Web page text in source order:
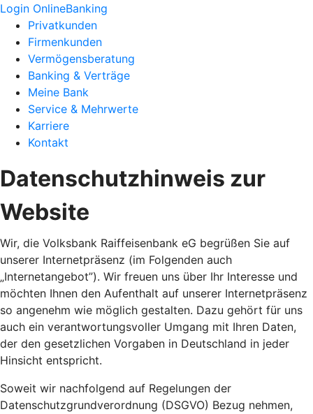
Login OnlineBanking
Privatkunden
Firmenkunden
Vermögensberatung
Banking & Verträge
Meine Bank
Service & Mehrwerte
Karriere
Kontakt
Datenschutzhinweis zur
Website
Wir, die Volksbank Raiffeisenbank eG begrüßen Sie auf
unserer Internetpräsenz (im Folgenden auch
„Internetangebot”). Wir freuen uns über Ihr Interesse und
möchten Ihnen den Aufenthalt auf unserer Internetpräsenz
so angenehm wie möglich gestalten. Dazu gehört für uns
auch ein verantwortungsvoller Umgang mit Ihren Daten,
der den gesetzlichen Vorgaben in Deutschland in jeder
Hinsicht entspricht.
Soweit wir nachfolgend auf Regelungen der
Datenschutzgrundverordnung (DSGVO) Bezug nehmen,